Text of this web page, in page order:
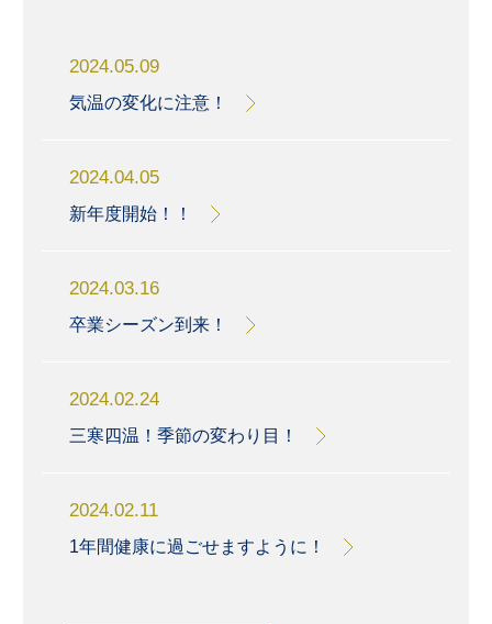
2024.05.09
気温の変化に注意！
2024.04.05
新年度開始！！
2024.03.16
卒業シーズン到来！
2024.02.24
三寒四温！季節の変わり目！
2024.02.11
1年間健康に過ごせますように！